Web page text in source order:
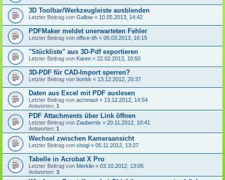
3D Toolbar/Werkzeugleiste ausblenden
Letzter Beitrag von Gallow « 10.05.2013, 14:42
PDFMaker meldet unerwarteten Fehler
Letzter Beitrag von office-dh « 06.03.2013, 16:15
"Stückliste" aus 3D-Pdf exportieren
Letzter Beitrag von Karen « 22.02.2013, 10:50
3D-PDF für CAD-Import sperren?
Letzter Beitrag von borisk « 13.12.2012, 20:37
Daten aus Excel mit PDF auslesen
Letzter Beitrag von acronaut « 13.12.2012, 14:54
Antworten: 1
PDF Attachments über Link öffnen
Letzter Beitrag von Zaubernix « 20.11.2012, 10:41
Antworten: 1
Wechsel zwischen Kameraansicht
Letzter Beitrag von chogi « 05.11.2012, 13:27
Tabelle in Acrobat X Pro
Letzter Beitrag von Merklin « 03.10.2012, 13:05
Antworten: 3